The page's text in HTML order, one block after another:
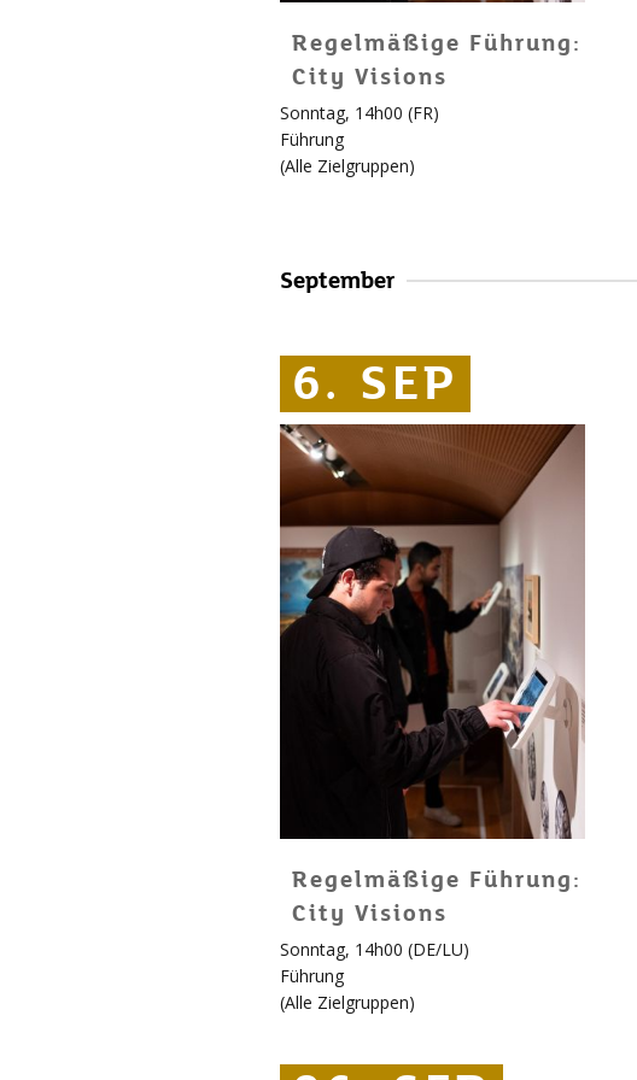
Regelmäßige Führung:
City Visions
Sonntag, 14h00 (FR)
Führung
(Alle Zielgruppen)
September
6. SEP
6. SEP
6. SEP
Regelmäßige Führung:
City Visions
Sonntag, 14h00 (DE/LU)
Führung
(Alle Zielgruppen)